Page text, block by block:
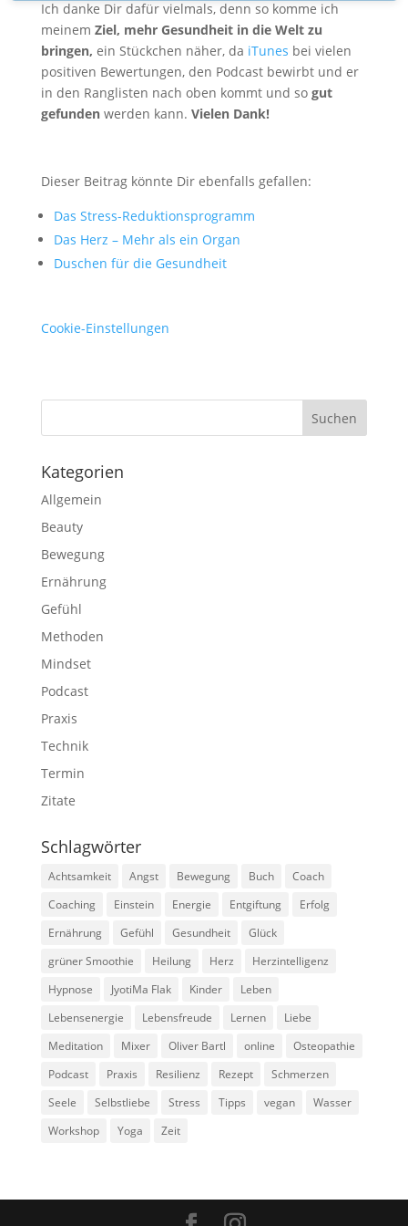
Ich danke Dir dafür vielmals, denn so komme ich
meinem Ziel, mehr Gesundheit in die Welt zu
bringen, ein Stückchen näher, da iTunes bei vielen
positiven Bewertungen, den Podcast bewirbt und er
in den Ranglisten nach oben kommt und so gut
gefundenwerden kann. Vielen Dank!
Dieser Beitrag könnte Dir ebenfalls gefallen:
Das Stress-Reduktionsprogramm
Das Herz – Mehr als ein Organ
Duschen für die Gesundheit
Cookie-Einstellungen
Kategorien
Allgemein
Beauty
Bewegung
Ernährung
Gefühl
Methoden
Mindset
Podcast
Praxis
Technik
Termin
Zitate
Schlagwörter
Achtsamkeit Angst Bewegung Buch
Coach
Coaching
Einstein Energie Entgiftung
Erfolg
Ernährung
Gefühl Gesundheit
Glück
grüner Smoothie
Heilung Herz
Herzintelligenz
Hypnose
JyotiMa Flak Kinder
Leben
Lebensenergie
Lebensfreude Lernen
Liebe
Meditation
Mixer Oliver Bartl online
Osteopathie
Podcast
Praxis Resilienz Rezept
Schmerzen
Seele
Selbstliebe Stress Tipps vegan
Wasser
Workshop
Yoga Zeit